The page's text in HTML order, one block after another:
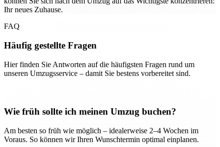
Ihr neues Zuhause.
FAQ
Häufig gestellte Fragen
Hier finden Sie Antworten auf die häufigsten Fragen rund um
unseren Umzugsservice – damit Sie bestens vorbereitet sind.
Wie früh sollte ich meinen Umzug buchen?
Am besten so früh wie möglich – idealerweise 2–4 Wochen im
Voraus. So können wir Ihren Wunschtermin optimal einplanen.